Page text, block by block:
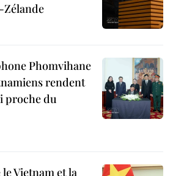
Phomvihane
rendent
proche du
Vietnam et la